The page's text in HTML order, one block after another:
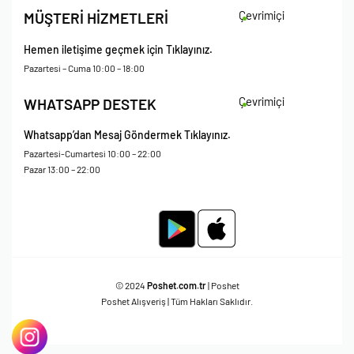
Çerez Politikası
Kişisel Verileri Koruma – Çerez ve Ticari İletişim Açık Rıza Metni
Mesafeli Satış Sözleşmesi
MÜŞTERİ HİZMETLERİ Çevrimiçi
Hemen iletişime geçmek için Tıklayınız.
Pazartesi – Cuma 10:00 – 18:00
WHATSAPP DESTEK Çevrimiçi
Whatsapp’dan Mesaj Göndermek Tıklayınız.
Pazartesi-Cumartesi 10:00 – 22:00
Pazar 13:00 – 22:00
© 2024 Poshet.com.tr| Poshet
Poshet Alışveriş | Tüm Hakları Saklıdır.